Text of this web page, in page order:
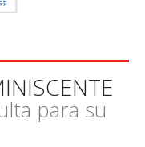
para su